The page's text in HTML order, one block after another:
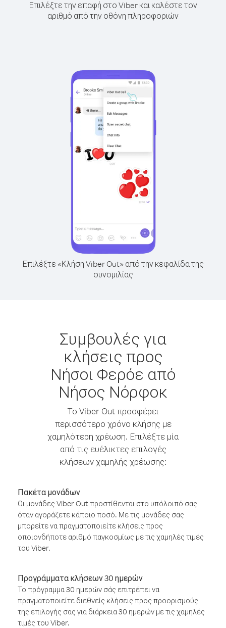
Επιλέξτε την επαφή στο Viber και καλέστε τον
αριθμό από την οθόνη πληροφοριών
Επιλέξτε «Κλήση Viber Out» από την κεφαλίδα της
συνομιλίας
Συμβουλές για
κλήσεις προς
Νήσοι Φερόε από
Νήσος Νόρφοκ
Το Viber Out προσφέρει
περισσότερο χρόνο κλήσης με
χαμηλότερη χρέωση. Επιλέξτε μία
από τις ευέλικτες επιλογές
κλήσεων χαμηλής χρέωσης:
Πακέτα μονάδων
Οι μονάδες Viber Out προστίθενται στο υπόλοιπό σας
όταν αγοράζετε κάποιο ποσό. Με τις μονάδες σας
μπορείτε να πραγματοποιείτε κλήσεις προς
οποιονδήποτε αριθμό παγκοσμίως με τις χαμηλές τιμές
του Viber.
Προγράμματα κλήσεων 30 ημερών
Το πρόγραμμα 30 ημερών σάς επιτρέπει να
πραγματοποιείτε διεθνείς κλήσεις προς προορισμούς
της επιλογής σας για διάρκεια 30 ημερών με τις χαμηλές
τιμές του Viber.